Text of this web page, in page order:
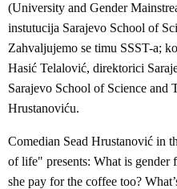
(University and Gender
instutucija Sarajevo School of
Zahvaljujemo se timu SSST-a;
Hasić Telalović, direktorici
Sarajevo School of Science and
Hrustanoviću.
Comedian Sead Hrustanović in
of life" presents: What is gender
she pay for the coffee too?